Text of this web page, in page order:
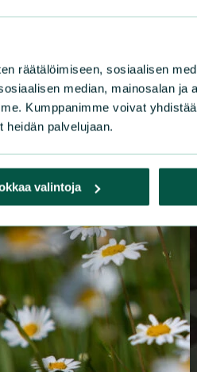
räätälöimiseen, sosiaalisen
median, mainosalan ja
Kumppanimme voivat
heidän palvelujaan.
valintoja